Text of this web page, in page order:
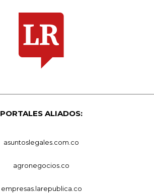
PORTALES ALIADOS:
asuntoslegales.com.co
agronegocios.co
empresas.larepublica.co